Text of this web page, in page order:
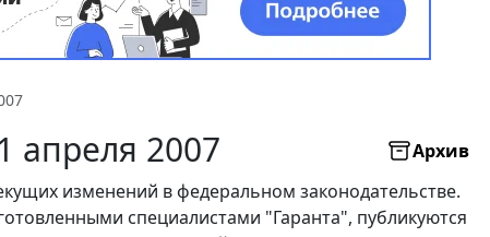
апреля 2007
Архив
изменений в федеральном законодательстве.
специалистами "Гаранта", публикуются